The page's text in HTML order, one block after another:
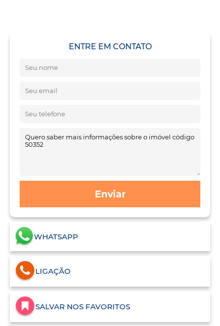
ENTRE EM CONTATO
Enviar
WHATSAPP
LIGAÇÃO
SALVAR NOS FAVORITOS